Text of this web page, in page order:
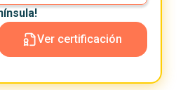
Ver certificación